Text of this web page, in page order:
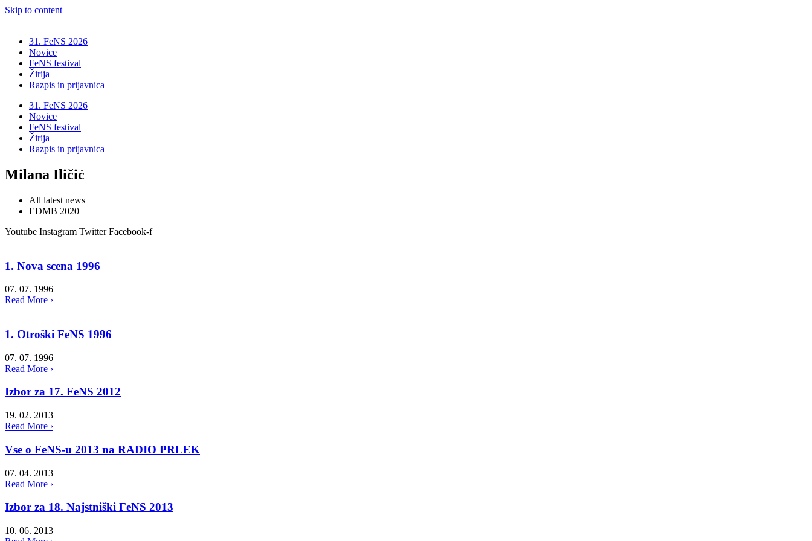
Skip to content
31. FeNS 2026
Novice
FeNS festival
Žirija
Razpis in prijavnica
31. FeNS 2026
Novice
FeNS festival
Žirija
Razpis in prijavnica
Milana Iličić
All latest news
EDMB 2020
Youtube Instagram Twitter Facebook-f
1. Nova scena 1996
07. 07. 1996
Read More ›
1. Otroški FeNS 1996
07. 07. 1996
Read More ›
Izbor za 17. FeNS 2012
19. 02. 2013
Read More ›
Vse o FeNS-u 2013 na RADIO PRLEK
07. 04. 2013
Read More ›
Izbor za 18. Najstniški FeNS 2013
10. 06. 2013